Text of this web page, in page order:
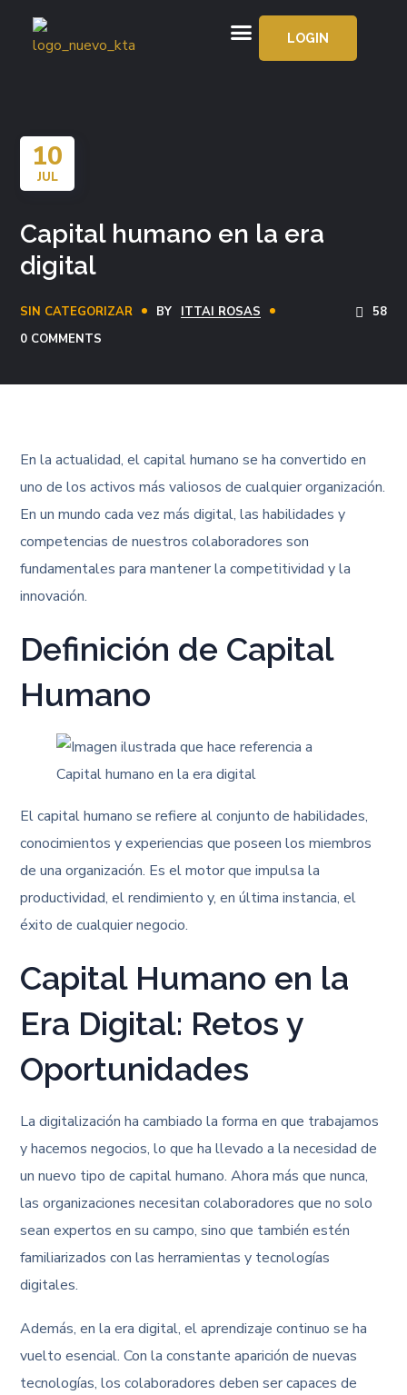
LOGIN
10
JUL
Capital humano en la era
digital
SIN CATEGORIZAR BY
ITTAI ROSAS
0 COMMENTS
58
En la actualidad, el capital humano se ha convertido en
uno de los activos más valiosos de cualquier organización.
En un mundo cada vez más digital, las habilidades y
competencias de nuestros colaboradores son
fundamentales para mantener la competitividad y la
innovación.
Definición de Capital
Humano
El capital humano se refiere al conjunto de habilidades,
conocimientos y experiencias que poseen los miembros
de una organización. Es el motor que impulsa la
productividad, el rendimiento y, en última instancia, el
éxito de cualquier negocio.
Capital Humano en la
Era Digital: Retos y
Oportunidades
La digitalización ha cambiado la forma en que trabajamos
y hacemos negocios, lo que ha llevado a la necesidad de
un nuevo tipo de capital humano. Ahora más que nunca,
las organizaciones necesitan colaboradores que no solo
sean expertos en su campo, sino que también estén
familiarizados con las herramientas y tecnologías
digitales.
Además, en la era digital, el aprendizaje continuo se ha
vuelto esencial. Con la constante aparición de nuevas
tecnologías, los colaboradores deben ser capaces de